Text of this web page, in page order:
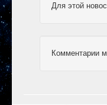
Для этой
Комментарии